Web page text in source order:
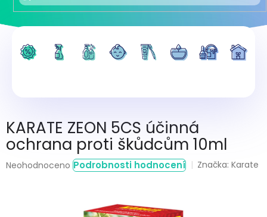
KARATE ZEON 5CS účinná
ochrana proti škůdcům 10ml
Průměrné
Neohodnoceno Podrobnosti hodnocení Značka:Karate